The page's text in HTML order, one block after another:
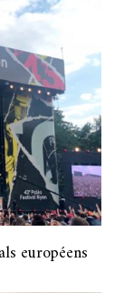
européens